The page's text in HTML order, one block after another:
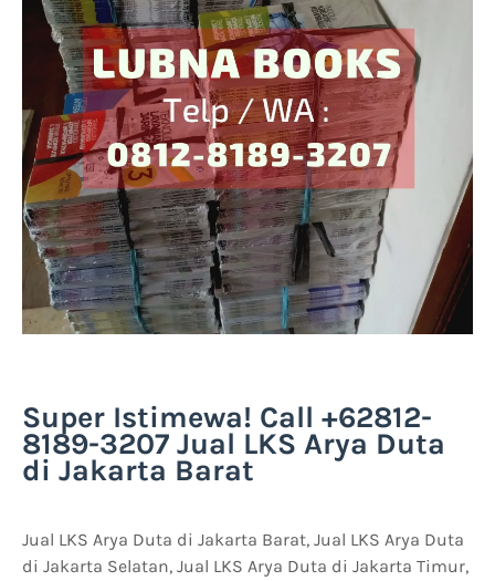
Super Istimewa! Call +62812-
8189-3207 Jual LKS Arya Duta
di Jakarta Barat
Jual LKS Arya Duta di Jakarta Barat, Jual LKS Arya Duta
di Jakarta Selatan, Jual LKS Arya Duta di Jakarta Timur,